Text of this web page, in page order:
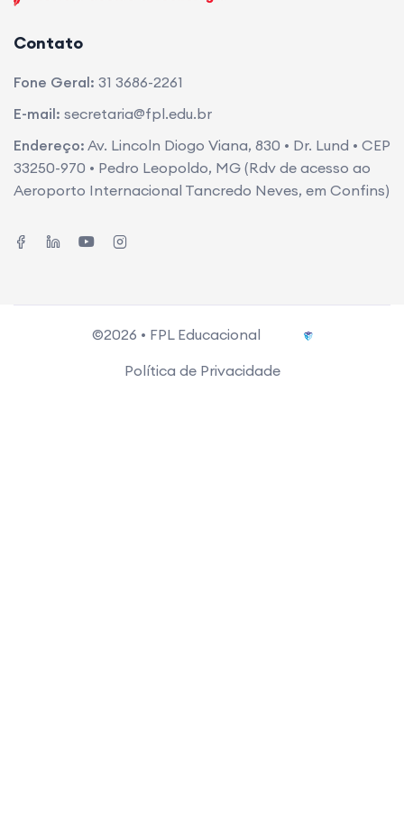
Contato
Fone Geral: 31 3686-2261
E-mail: secretaria@fpl.edu.br
Endereço: Av. Lincoln Diogo Viana, 830 • Dr. Lund • CEP
33250-970 • Pedro Leopoldo, MG (Rdv de acesso ao
Aeroporto Internacional Tancredo Neves, em Confins)
©2026 • FPL Educacional
Política de Privacidade